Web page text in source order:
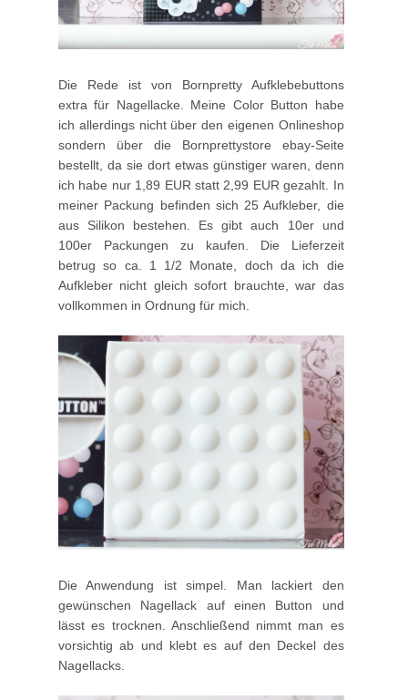
Die Rede ist von Bornpretty Aufklebebuttons
extra für Nagellacke. Meine Color Button habe
ich allerdings nicht über den eigenen Onlineshop
sondern über die Bornprettystore ebay-Seite
bestellt, da sie dort etwas günstiger waren, denn
ich habe nur 1,89 EUR statt 2,99 EUR gezahlt. In
meiner Packung befinden sich 25 Aufkleber, die
aus Silikon bestehen. Es gibt auch 10er und
100er Packungen zu kaufen. Die Lieferzeit
betrug so ca. 1 1/2 Monate, doch da ich die
Aufkleber nicht gleich sofort brauchte, war das
vollkommen in Ordnung für mich.
Die Anwendung ist simpel. Man lackiert den
gewünschen Nagellack auf einen Button und
lässt es trocknen. Anschließend nimmt man es
vorsichtig ab und klebt es auf den Deckel des
Nagellacks.